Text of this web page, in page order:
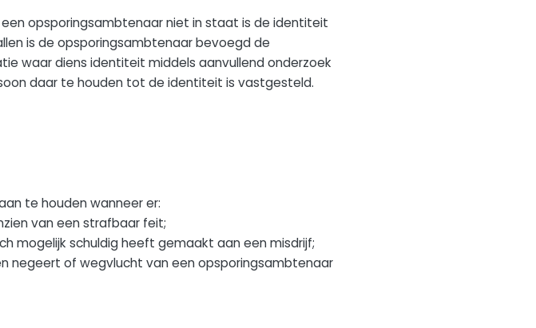
opsporingsambtenaar niet in staat is de identiteit
is de opsporingsambtenaar bevoegd de
waar diens identiteit middels aanvullend onderzoek
daar te houden tot de identiteit is vastgesteld.
te houden wanneer er:
van een strafbaar feit;
schuldig heeft gemaakt aan een misdrijf;
of wegvlucht van een opsporingsambtenaar